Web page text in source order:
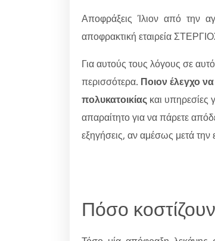
Αποφράξεις Ίλιον από την
αποφρακτική εταιρεία
Για αυτούς τους λόγους σε
περισσότερα. Ποιον έλεγχο
πολυκατοικίας και υπηρεσίες
απαραίτητο για να πάρετε
εξηγήσεις, αν αμέσως μετά την
Πόσο